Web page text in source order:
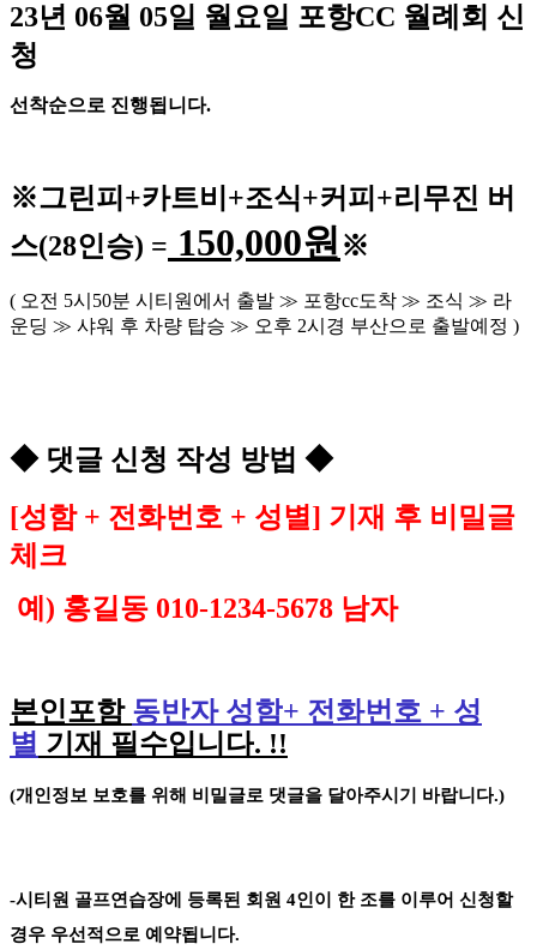
23년 06월 05일 월요일 포항CC 월례회 신
청
선착순으로 진행됩니다.
※그린피 +카트비 +조식+커피+리무진 버
스(28인승) = 150,000원 ※
( 오전 5시 50분 시티원에서 출발 ≫ 포항cc도착 ≫ 조식 ≫ 라
운딩 ≫ 샤워 후 차량 탑승 ≫ 오후 2시경 부산으로 출발예정 )
◆ 댓글 신청 작성 방법 ◆
[성함 + 전화번호 + 성별] 기재 후 비밀글
체크
예 ) 홍길동 010-1234-5678 남자
본인포함 동반자 성함+ 전화번호 + 성
별 기재 필수입니다. !!
(개인정보 보호를 위해 비밀글로 댓글을 달아주시기 바랍니다.)
-시티원 골프연습장에 등록된 회원 4인이 한 조를 이루어 신청할
경우 우선적으로 예약됩니다.